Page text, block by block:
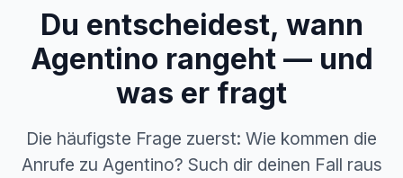
Du entscheidest, wann
Agentino rangeht — und
was er fragt
Die häufigste Frage zuerst: Wie kommen die
Anrufe zu Agentino? Such dir deinen Fall raus